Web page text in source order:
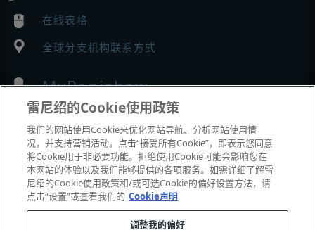
在线表格
全球分支机构联系方式
MyRenishaw
在线商城
展会与市场活动
我们参加的活动
雷尼绍的Cookie使用政策
我们的网站使用Cookie来优化网站导航、分析网站使用情
况，并支持营销活动。点击“接受所有Cookie”，即表示您同意
将Cookie用于非必要功能。拒绝使用Cookie可能会影响您在
本网站的体验以及我们能够提供的各项服务。如需详细了解雷
尼绍的Cookie使用政策和/或可选Cookie的偏好设置方法，请
点击“设置”或查看我们的 Cookie声明
调整我的偏好